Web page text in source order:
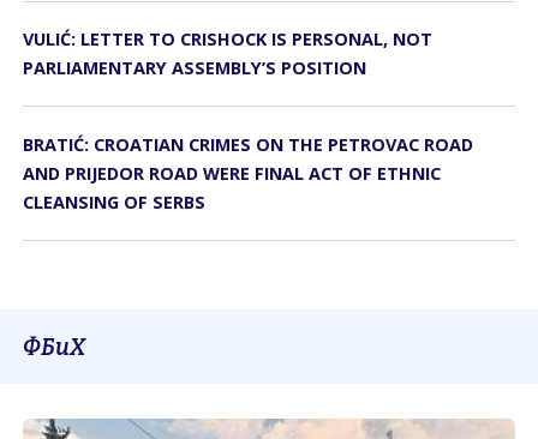
VULIĆ: LETTER TO CRISHOCK IS PERSONAL, NOT
PARLIAMENTARY ASSEMBLY’S POSITION
BRATIĆ: CROATIAN CRIMES ON THE PETROVAC ROAD
AND PRIJEDOR ROAD WERE FINAL ACT OF ETHNIC
CLEANSING OF SERBS
ФБиХ